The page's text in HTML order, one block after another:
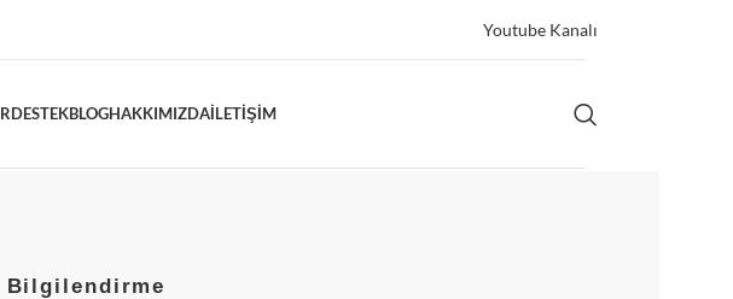
Youtube Kanalı
DESTEKBLOGHAKKIMIZDAİLETIŞIM
Bilgilendirme